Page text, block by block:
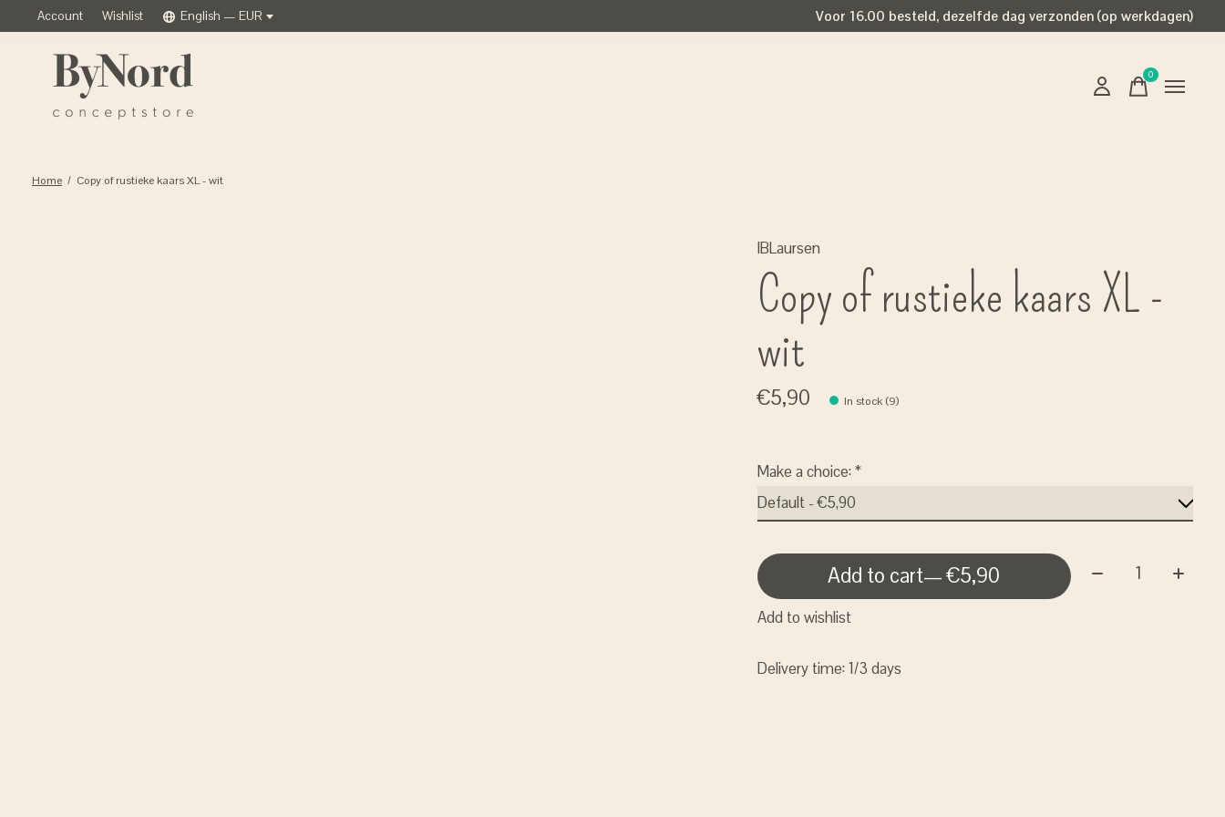
Account Wishlist English — EUR Voor 16.00 besteld, dezelfde dag verzonden (op werkdagen)
0items
Home / Copy of rustieke kaars XL - wit
IBLaursen
Copy of rustieke kaars XL -
wit
€5,90 In stock (9)
Make a choice:*
Add to cart — €5,90 Quantity:
Add to wishlist
Delivery time: 1/3 days